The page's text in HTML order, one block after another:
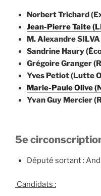
Norbert Trichard
Jean-Pierre Taite
M. Alexandre SILVA
Sandrine Haury
Grégoire Granger
Yves Petiot (Lutte
Marie-Paule Olive
Yvan Guy Mercier
5e
Député sortant :
Candidats :